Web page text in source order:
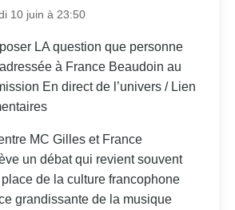
10 juin à 23:50
LA question que personne
à France Beaudoin au
En direct de l’univers / Lien
MC Gilles et France
un débat qui revient souvent
de la culture francophone
grandissante de la musique